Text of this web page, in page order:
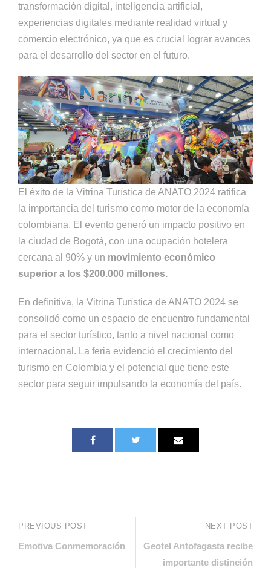
transformación digital, inteligencia artificial,
experiencias digitales mediante realidad virtual y
comercio electrónico, ya que es crucial lograr avances
para el desarrollo del sector en el futuro.
El éxito de la Vitrina Turística de ANATO 2024 ratifica
la importancia del turismo como motor de la economía
colombiana. El evento generó un impacto positivo en
la ciudad de Bogotá, con una ocupación hotelera
cercana al 90% y un movimiento económico
superior a los $200.000 millones.
En definitiva, la Vitrina Turística de ANATO 2024 se
consolidó como un espacio de encuentro fundamental
para el sector turístico, tanto a nivel nacional como
internacional. La feria evidenció el crecimiento del
turismo en Colombia y el potencial que tiene este
sector para seguir impulsando la economía del país.
PREVIOUS POST
Emotiva Conmemoración
NEXT POST
Geotel Antofagasta recibe
importante distinción